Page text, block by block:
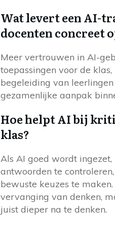
Wat levert een AI-
docenten concreet
Meer vertrouwen in AI-
toepassingen voor de
begeleiding van
gezamenlijke aanpak
Hoe helpt AI bij
klas?
Als AI goed wordt
antwoorden te
bewuste keuzes te
vervanging van denken,
juist dieper na te denken.